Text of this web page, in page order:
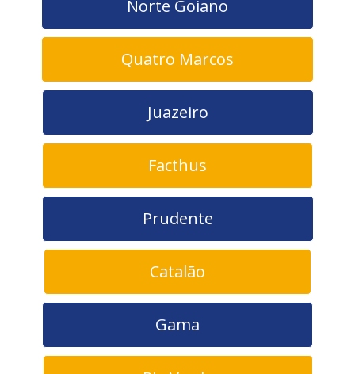
Norte Goiano
Quatro Marcos
Juazeiro
Facthus
Prudente
Catalão
Gama